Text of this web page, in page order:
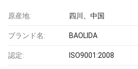
原産地: 四川、中国
ブランド名: BAOLIDA
認定: ISO9001:2008